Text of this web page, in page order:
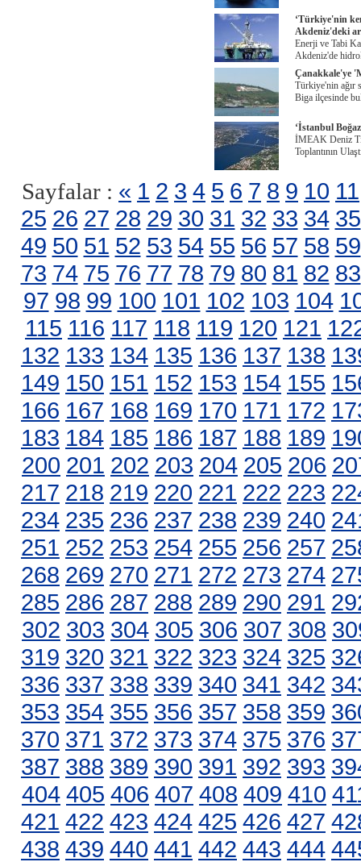
‘Türkiye'nin
Akdeniz'deki
Enerji ve Tabi
Akdeniz'de
Çanakkale'ye
Türkiye'nin ağır
Biga ilçesinde
‘İstanbul
İMEAK Deniz
Toplantının
Sayfalar : « 1 2 3 4 5 6 7 8 9 10 11
25 26 27 28 29 30 31 32 33 34 35
49 50 51 52 53 54 55 56 57 58 59
73 74 75 76 77 78 79 80 81 82 83
97 98 99 100 101 102 103 104
115 116 117 118 119 120 121
132 133 134 135 136 137 138
149 150 151 152 153 154 155
166 167 168 169 170 171 172
183 184 185 186 187 188 189
200 201 202 203 204 205 206
217 218 219 220 221 222 223
234 235 236 237 238 239 240
251 252 253 254 255 256 257
268 269 270 271 272 273 274
285 286 287 288 289 290 291
302 303 304 305 306 307 308
319 320 321 322 323 324 325
336 337 338 339 340 341 342
353 354 355 356 357 358 359
370 371 372 373 374 375 376
387 388 389 390 391 392 393
404 405 406 407 408 409 410
421 422 423 424 425 426 427
438 439 440 441 442 443 444